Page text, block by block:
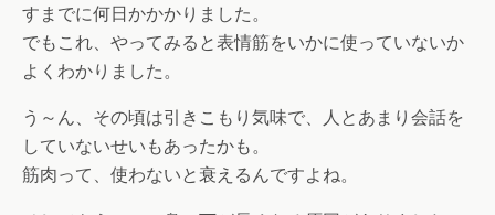
すまでに何日かかかりました。
でもこれ、やってみると表情筋をいかに使っていないか
よくわかりました。
う～ん、その頃は引きこもり気味で、人とあまり会話を
していないせいもあったかも。
筋肉って、使わないと衰えるんですよね。